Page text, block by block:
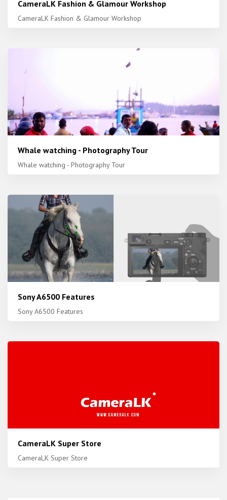
CameraLK Fashion & Glamour Workshop
CameraLK Fashion & Glamour Workshop
Whale watching - Photography Tour
Whale watching - Photography Tour
Sony A6500 Features
Sony A6500 Features
CameraLK Super Store
CameraLK Super Store